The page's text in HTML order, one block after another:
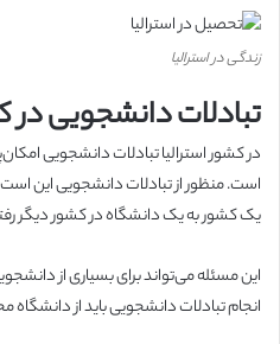
زندگی در استرالیا
تبادلات دانشجویی در
در کشور استرالیا تبادلات دانشجویی
است. منظور از تبادلات دانشجویی این
یک کشور به یک دانشگاه در کشور دیگر
این مسئله می‌تواند برای بسیاری از
انجام تبادلات دانشجویی باید از